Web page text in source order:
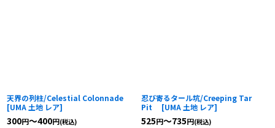
天界の列柱/Celestial Colonnade
[UMA 土地 レア]
300円～400円(税込)
忍び寄るタール坑/Creeping Tar
Pit
[UMA 土地 レア]
525円～735円(税込)